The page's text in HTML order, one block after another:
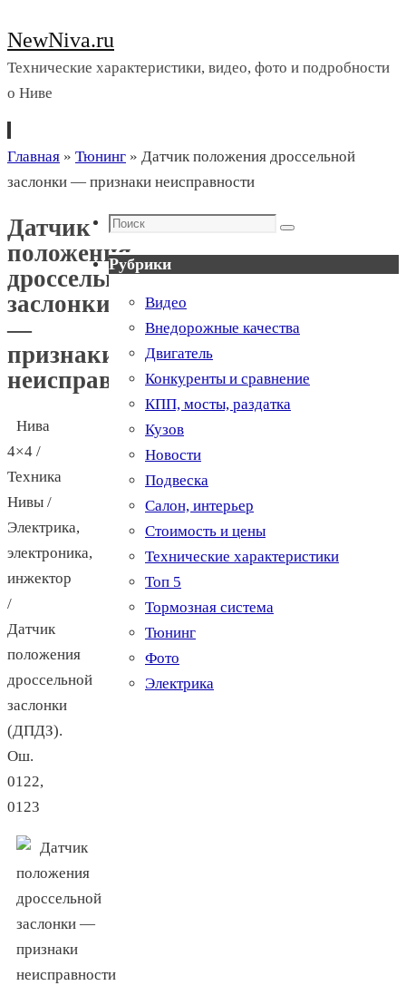
NewNiva.ru
Технические характеристики, видео, фото и подробности
о Ниве
Перейти
к
Главная » Тюнинг » Датчик положения дроссельной
заслонки — признаки неисправности
Датчик
положения
дроссельной
заслонки
—
признаки
неисправности
Нива
4×4 /
Техника
Нивы /
Электрика,
электроника,
инжектор
/
Датчик
положения
дроссельной
заслонки
(ДПДЗ).
Ош.
0122,
0123
Поиск
Поиск
Рубрики
Видео
Внедорожные качества
Двигатель
Конкуренты и сравнение
КПП, мосты, раздатка
Кузов
Новости
Подвеска
Салон, интерьер
Стоимость и цены
Технические характеристики
Топ 5
Тормозная система
Тюнинг
Фото
Электрика